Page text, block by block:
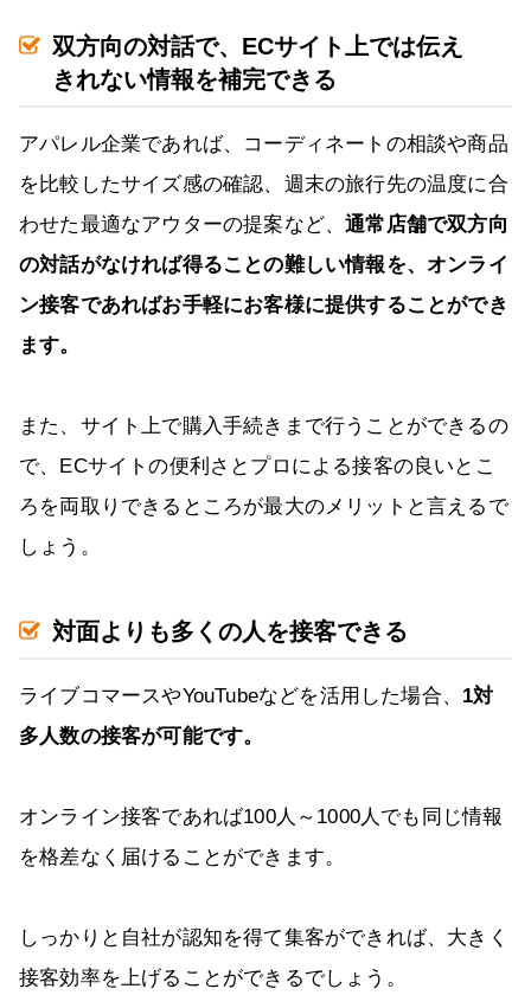
双方向の対話で、ECサイト上では伝え
きれない情報を補完できる
アパレル企業であれば、コーディネートの相談や商品
を比較したサイズ感の確認、週末の旅行先の温度に合
わせた最適なアウターの提案など、通常店舗で双方向
の対話がなければ得ることの難しい情報を、オンライ
ン接客であればお手軽にお客様に提供することができ
ます。
また、サイト上で購入手続きまで行うことができるの
で、ECサイトの便利さとプロによる接客の良いとこ
ろを両取りできるところが最大のメリットと言えるで
しょう。
対面よりも多くの人を接客できる
ライブコマースやYouTubeなどを活用した場合、 1対
多人数の接客が可能です。
オンライン接客であれば100人～1000人でも同じ情報
を格差なく届けることができます。
しっかりと自社が認知を得て集客ができれば、大きく
接客効率を上げることができるでしょう。